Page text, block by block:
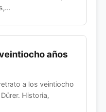
años
a los veintiocho
Historia,